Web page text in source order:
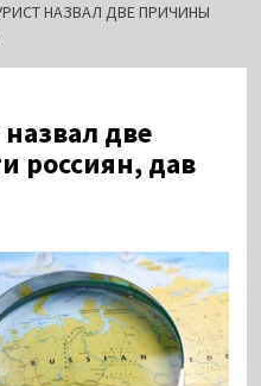
НАЗВАЛ ДВЕ ПРИЧИНЫ
две
россиян, дав